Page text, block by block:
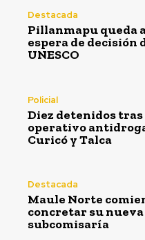
Destacada
Pillanmapu queda
espera de decisión
UNESCO
Policial
Diez detenidos tras
operativo
Curicó y Talca
Destacada
Maule Norte
concretar su nueva
subcomisaría